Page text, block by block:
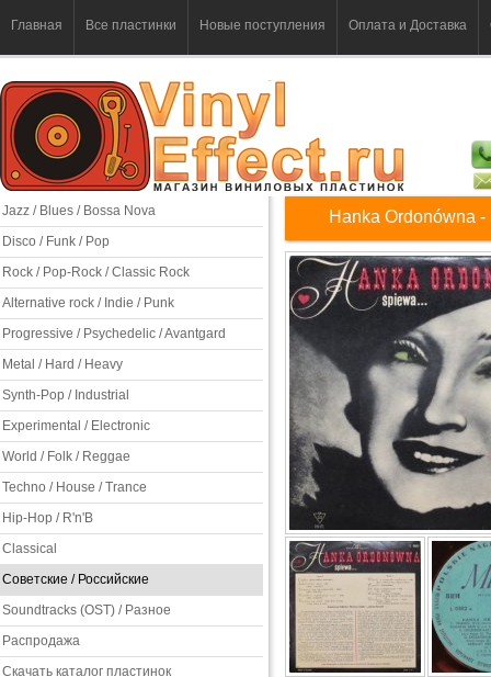
Главная Все пластинки Новые поступления Оплата и Доставка
Jazz / Blues / Bossa Nova
Disco / Funk / Pop
Rock / Pop-Rock / Classic Rock
Alternative rock / Indie / Punk
Progressive / Psychedelic / Avantgard
Metal / Hard / Heavy
Synth-Pop / Industrial
Experimental / Electronic
World / Folk / Reggae
Techno / House / Trance
Hip-Hop / R'n'B
Classical
Советские / Российские
Soundtracks (OST) / Разное
Распродажа
Скачать каталог пластинок
Hanka Ordonówna -